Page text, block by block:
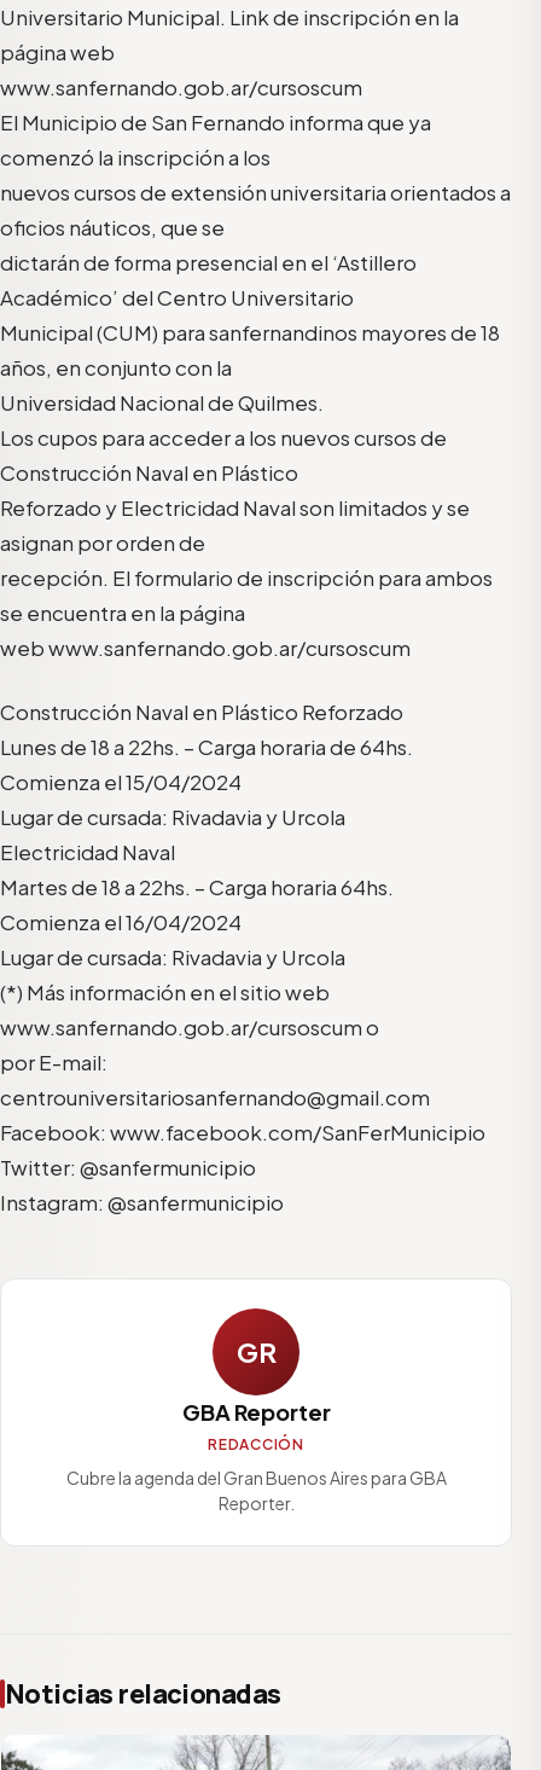
Universitario Municipal. Link de inscripción en la
página web
www.sanfernando.gob.ar/cursoscum
El Municipio de San Fernando informa que ya
comenzó la inscripción a los
nuevos cursos de extensión universitaria orientados a
oficios náuticos, que se
dictarán de forma presencial en el ‘Astillero
Académico’ del Centro Universitario
Municipal (CUM) para sanfernandinos mayores de 18
años, en conjunto con la
Universidad Nacional de Quilmes.
Los cupos para acceder a los nuevos cursos de
Construcción Naval en Plástico
Reforzado y Electricidad Naval son limitados y se
asignan por orden de
recepción. El formulario de inscripción para ambos
se encuentra en la página
web www.sanfernando.gob.ar/cursoscum
Construcción Naval en Plástico Reforzado
Lunes de 18 a 22hs. – Carga horaria de 64hs.
Comienza el 15/04/2024
Lugar de cursada: Rivadavia y Urcola
Electricidad Naval
Martes de 18 a 22hs. – Carga horaria 64hs.
Comienza el 16/04/2024
Lugar de cursada: Rivadavia y Urcola
(*) Más información en el sitio web
www.sanfernando.gob.ar/cursoscum o
por E-mail:
centrouniversitariosanfernando@gmail.com
Facebook: www.facebook.com/SanFerMunicipio
Twitter: @sanfermunicipio
Instagram: @sanfermunicipio
GR
GBA Reporter
REDACCIÓN
Cubre la agenda del Gran Buenos Aires para GBA
Reporter.
Noticias relacionadas